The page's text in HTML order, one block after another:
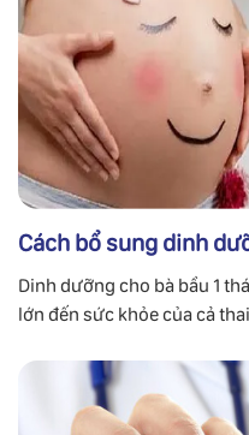
Cách bổ sung dinh
Dinh dưỡng cho bà bầu 1
lớn đến sức khỏe của cả